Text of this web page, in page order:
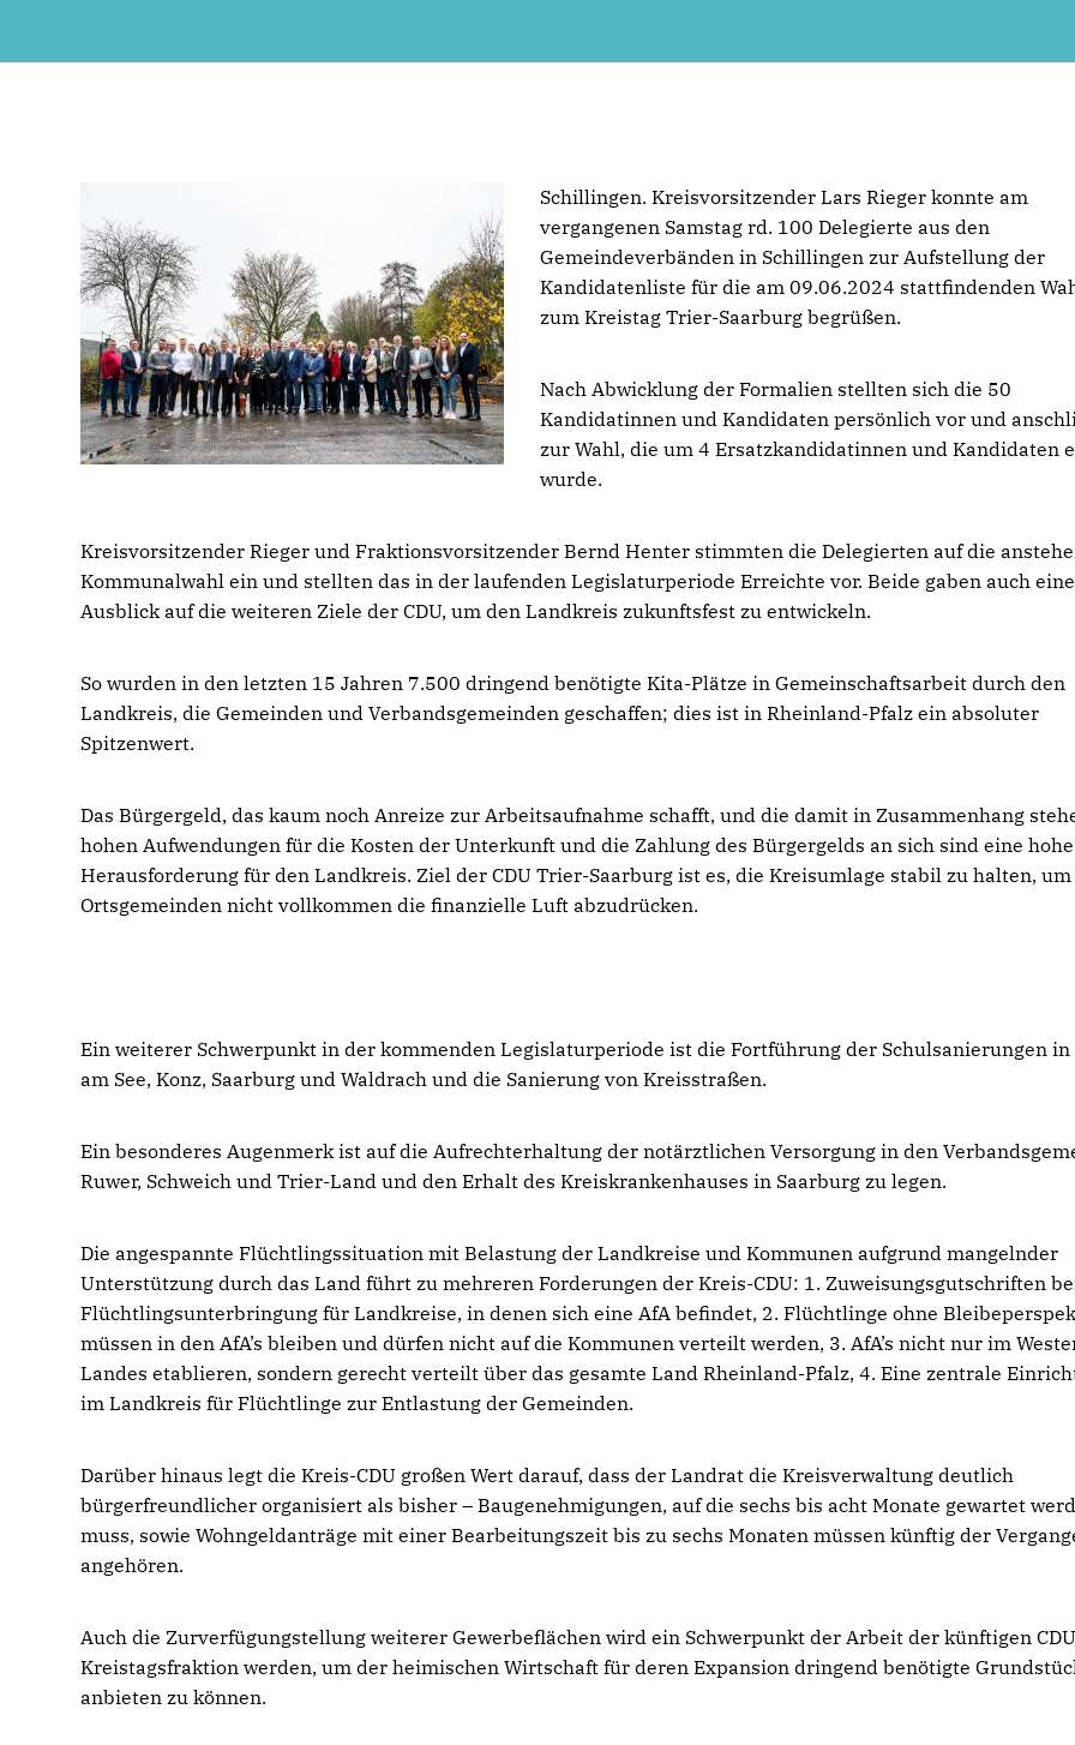
Schillingen. Kreisvorsitzender Lars Rieger konnte am
vergangenen Samstag rd. 100 Delegierte aus den
Gemeindeverbänden in Schillingen zur Aufstellung der
Kandidatenliste für die am 09.06.2024 stattfindenden
zum Kreistag Trier-Saarburg begrüßen.
Nach Abwicklung der Formalien stellten sich die 50
Kandidatinnen und Kandidaten persönlich vor und
zur Wahl, die um 4 Ersatzkandidatinnen und Kandidaten
wurde.
Kreisvorsitzender Rieger und Fraktionsvorsitzender Bernd Henter stimmten die Delegierten auf die
Kommunalwahl ein und stellten das in der laufenden Legislaturperiode Erreichte vor. Beide gaben auch
Ausblick auf die weiteren Ziele der CDU, um den Landkreis zukunftsfest zu entwickeln.
So wurden in den letzten 15 Jahren 7.500 dringend benötigte Kita-Plätze in Gemeinschaftsarbeit durch den
Landkreis, die Gemeinden und Verbandsgemeinden geschaffen; dies ist in Rheinland-Pfalz ein absoluter
Spitzenwert.
Das Bürgergeld, das kaum noch Anreize zur Arbeitsaufnahme schafft, und die damit in Zusammenhang
hohen Aufwendungen für die Kosten der Unterkunft und die Zahlung des Bürgergelds an sich sind eine hohe
Herausforderung für den Landkreis. Ziel der CDU Trier-Saarburg ist es, die Kreisumlage stabil zu halten,
Ortsgemeinden nicht vollkommen die finanzielle Luft abzudrücken.
Ein weiterer Schwerpunkt in der kommenden Legislaturperiode ist die Fortführung der Schulsanierungen in
am See, Konz, Saarburg und Waldrach und die Sanierung von Kreisstraßen.
Ein besonderes Augenmerk ist auf die Aufrechterhaltung der notärztlichen Versorgung in den
Ruwer, Schweich und Trier-Land und den Erhalt des Kreiskrankenhauses in Saarburg zu legen.
Die angespannte Flüchtlingssituation mit Belastung der Landkreise und Kommunen aufgrund mangelnder
Unterstützung durch das Land führt zu mehreren Forderungen der Kreis-CDU: 1. Zuweisungsgutschriften
Flüchtlingsunterbringung für Landkreise, in denen sich eine AfA befindet, 2. Flüchtlinge ohne
müssen in den AfA’s bleiben und dürfen nicht auf die Kommunen verteilt werden, 3. AfA’s nicht nur im
Landes etablieren, sondern gerecht verteilt über das gesamte Land Rheinland-Pfalz, 4. Eine zentrale
im Landkreis für Flüchtlinge zur Entlastung der Gemeinden.
Darüber hinaus legt die Kreis-CDU großen Wert darauf, dass der Landrat die Kreisverwaltung deutlich
bürgerfreundlicher organisiert als bisher – Baugenehmigungen, auf die sechs bis acht Monate gewartet
muss, sowie Wohngeldanträge mit einer Bearbeitungszeit bis zu sechs Monaten müssen künftig der
angehören.
Auch die Zurverfügungstellung weiterer Gewerbeflächen wird ein Schwerpunkt der Arbeit der künftigen
Kreistagsfraktion werden, um der heimischen Wirtschaft für deren Expansion dringend benötigte
anbieten zu können.